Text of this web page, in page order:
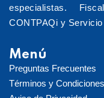
especialistas.
CONTPAQi y Servicio
Menú
Preguntas Frecuentes
Términos y Condiciones